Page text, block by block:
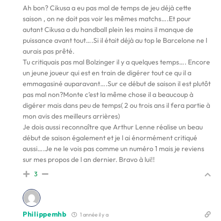
Ah bon? Cikusa a eu pas mal de temps de jeu déjà cette
saison , on ne doit pas voir les mêmes matchs….Et pour
autant Cikusa a du handball plein les mains il manque de
puissance avant tout….Si il était déjà au top le Barcelone ne l
aurais pas prêté.
Tu critiquais pas mal Bolzinger il y a quelques temps…. Encore
un jeune joueur qui est en train de digérer tout ce qu il a
emmagasiné auparavant….Sur ce début de saison il est plutôt
pas mal non?Monte c’est la même chose il a beaucoup à
digérer mais dans peu de temps( 2 ou trois ans il fera partie à
mon avis des meilleurs arrières)
Je dois aussi reconnaître que Arthur Lenne réalise un beau
début de saison également et je l ai énormément critiqué
aussi….Je ne le vois pas comme un numéro 1 mais je reviens
sur mes propos de l an dernier. Bravo à lui!!
3
Philippemhb 1 année il y a